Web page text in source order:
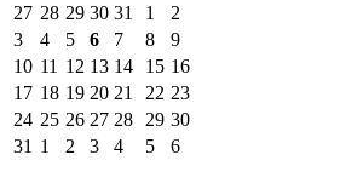
27 28 29 30 31 1
2
3
4 5 6 7 8
9
10 11 12 13 14 15 16
17 18 19 20 21 22 23
24 25 26 27 28 29 30
31 1 2 3 4 5 6